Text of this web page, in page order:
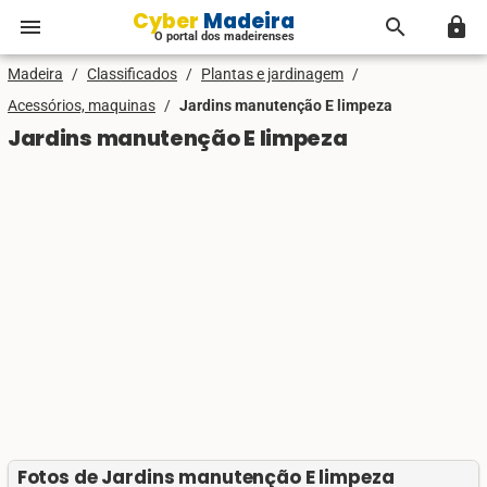
menu Cyber Madeira
O portal dos madeirenses search lock
Madeira / Classificados / Plantas e jardinagem /
Acessórios, maquinas / Jardins manutenção E limpeza
Jardins manutenção E limpeza
Fotos de Jardins manutenção E limpeza